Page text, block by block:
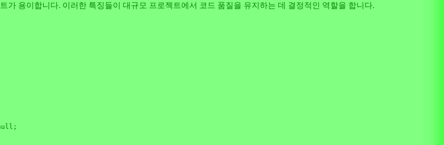
가 용이합니다. 이러한 특징들이 대규모 프로젝트에서 코드 품질을 유지하는 데 결정적인 역할을 합니다.
;